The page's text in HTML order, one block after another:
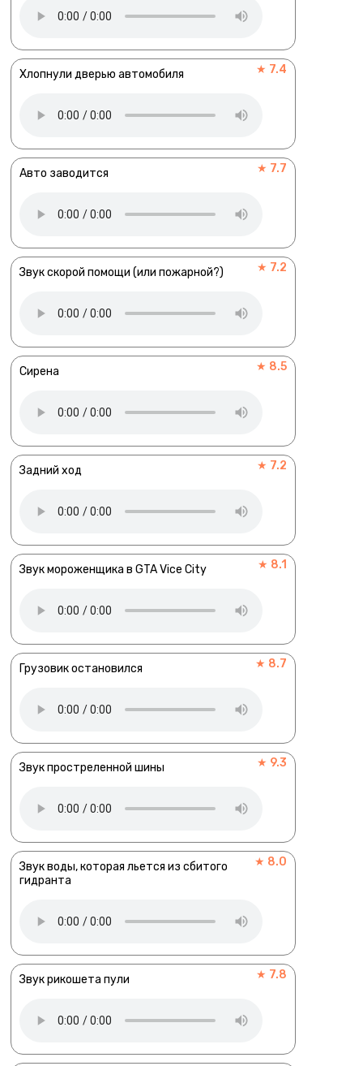
Хлопнули дверью автомобиля ★ 7.4
Авто заводится ★ 7.7
Звук скорой помощи (или пожарной?) ★ 7.2
Сирена ★ 8.5
Задний ход ★ 7.2
Звук мороженщика в GTA Vice City ★ 8.1
Грузовик остановился ★ 8.7
Звук простреленной шины ★ 9.3
Звук воды, которая льется из сбитого
гидранта
★ 8.0
Звук рикошета пули ★ 7.8